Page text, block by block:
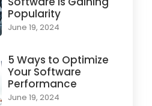
Popularity
June 19, 2024
5 Ways to Optimize
Your Software
Performance
June 19, 2024